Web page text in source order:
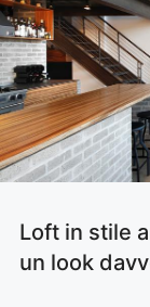
Loft in stile
un look